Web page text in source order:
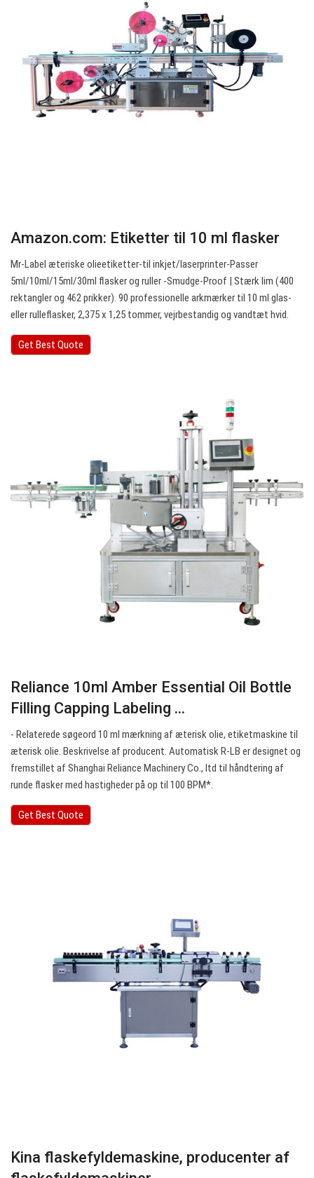
Amazon.com: Etiketter til 10 ml flasker
Mr-Label æteriske olieetiketter-til inkjet/laserprinter-Passer
5ml/10ml/15ml/30ml flasker og ruller -Smudge-Proof | Stærk lim (400
rektangler og 462 prikker). 90 professionelle arkmærker til 10 ml glas-
eller rulleflasker, 2,375 x 1,25 tommer, vejrbestandig og vandtæt hvid.
Get Best Quote
Reliance 10ml Amber Essential Oil Bottle
Filling Capping Labeling ...
- Relaterede søgeord 10 ml mærkning af æterisk olie, etiketmaskine til
æterisk olie. Beskrivelse af producent. Automatisk R-LB er designet og
fremstillet af Shanghai Reliance Machinery Co., ltd til håndtering af
runde flasker med hastigheder på op til 100 BPM*.
Get Best Quote
Kina flaskefyldemaskine, producenter af